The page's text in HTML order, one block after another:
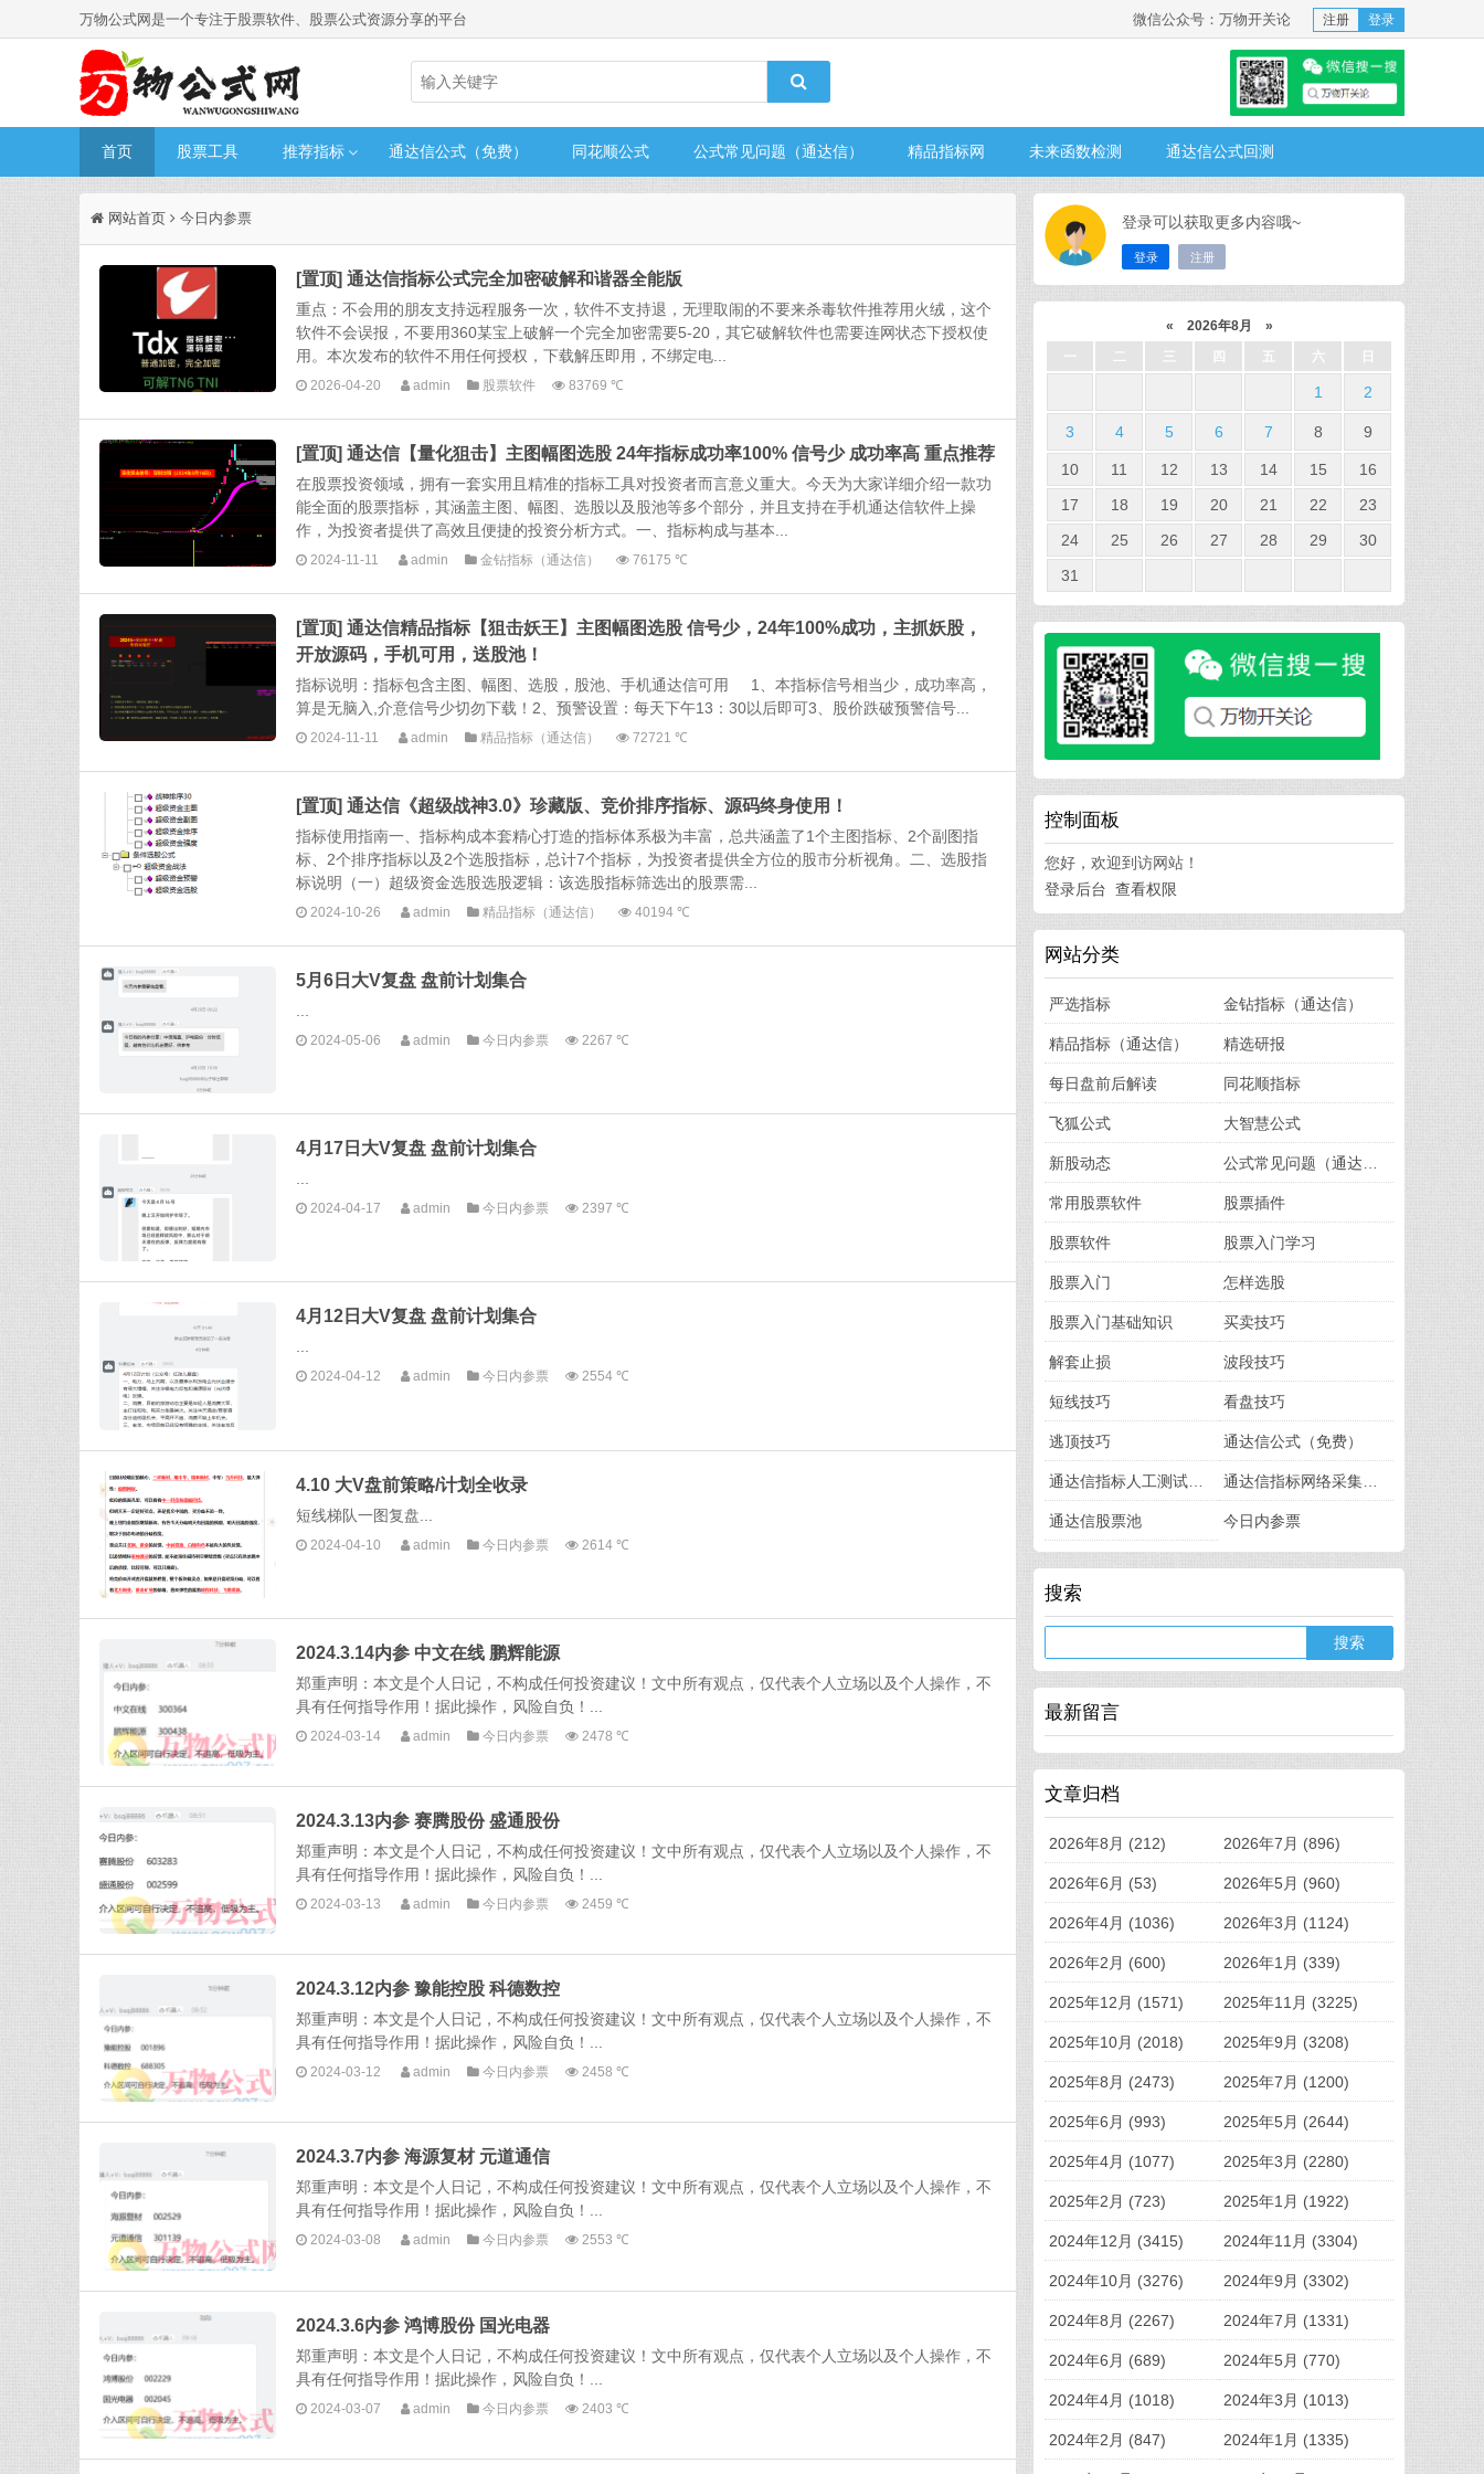
万物公式网是一个专注于股票软件、股票公式资源分享的平台 微信公众号：万物开关论 注册 登录
首页 股票工具 推荐指标 通达信公式（免费） 同花顺公式 公式常见问题（通达信） 精品指标网 未来函数检测 通达信公式回测
网站首页 今日内参票
[置顶] 通达信指标公式完全加密破解和谐器全能版
重点：不会用的朋友支持远程服务一次，软件不支持退，无理取闹的不要来杀毒软件推荐用火绒，这个
软件不会误报，不要用360某宝上破解一个完全加密需要5-20，其它破解软件也需要连网状态下授权使
用。本次发布的软件不用任何授权，下载解压即用，不绑定电...
2026-04-20 admin 股票软件 83769 ℃
[置顶] 通达信【量化狙击】主图幅图选股 24年指标成功率100% 信号少 成功率高 重点推荐
在股票投资领域，拥有一套实用且精准的指标工具对投资者而言意义重大。今天为大家详细介绍一款功
能全面的股票指标，其涵盖主图、幅图、选股以及股池等多个部分，并且支持在手机通达信软件上操
作，为投资者提供了高效且便捷的投资分析方式。一、指标构成与基本...
2024-11-11 admin 金钻指标（通达信） 76175 ℃
[置顶] 通达信精品指标【狙击妖王】主图幅图选股 信号少，24年100%成功，主抓妖股，
开放源码，手机可用，送股池！
指标说明：指标包含主图、幅图、选股，股池、手机通达信可用 1、本指标信号相当少，成功率高，
算是无脑入,介意信号少切勿下载！2、预警设置：每天下午13：30以后即可3、股价跌破预警信号...
2024-11-11 admin 精品指标（通达信） 72721 ℃
[置顶] 通达信《超级战神3.0》珍藏版、竞价排序指标、源码终身使用！
指标使用指南一、指标构成本套精心打造的指标体系极为丰富，总共涵盖了1个主图指标、2个副图指
标、2个排序指标以及2个选股指标，总计7个指标，为投资者提供全方位的股市分析视角。二、选股指
标说明（一）超级资金选股选股逻辑：该选股指标筛选出的股票需...
2024-10-26 admin 精品指标（通达信） 40194 ℃
5月6日大V复盘 盘前计划集合
2024-05-06 admin 今日内参票 2267 ℃
4月17日大V复盘 盘前计划集合
2024-04-17 admin 今日内参票 2397 ℃
4月12日大V复盘 盘前计划集合
...
2024-04-12 admin 今日内参票 2554 ℃
4.10 大V盘前策略/计划全收录
短线梯队一图复盘...
2024-04-10 admin 今日内参票 2614 ℃
2024.3.14内参 中文在线 鹏辉能源
郑重声明：本文是个人日记，不构成任何投资建议！文中所有观点，仅代表个人立场以及个人操作，不
具有任何指导作用！据此操作，风险自负！...
2024-03-14 admin 今日内参票 2478 ℃
2024.3.13内参 赛腾股份 盛通股份
郑重声明：本文是个人日记，不构成任何投资建议！文中所有观点，仅代表个人立场以及个人操作，不
具有任何指导作用！据此操作，风险自负！...
2024-03-13 admin 今日内参票 2459 ℃
2024.3.12内参 豫能控股 科德数控
郑重声明：本文是个人日记，不构成任何投资建议！文中所有观点，仅代表个人立场以及个人操作，不
具有任何指导作用！据此操作，风险自负！...
2024-03-12 admin 今日内参票 2458 ℃
2024.3.7内参 海源复材 元道通信
郑重声明：本文是个人日记，不构成任何投资建议！文中所有观点，仅代表个人立场以及个人操作，不
具有任何指导作用！据此操作，风险自负！...
2024-03-08 admin 今日内参票 2553 ℃
2024.3.6内参 鸿博股份 国光电器
郑重声明：本文是个人日记，不构成任何投资建议！文中所有观点，仅代表个人立场以及个人操作，不
具有任何指导作用！据此操作，风险自负！...
2024-03-07 admin 今日内参票 2403 ℃
登录可以获取更多内容哦~
登录 注册
« 2026年8月 »
三 四 五 六
1 2
3 4 5 6 7 8 9
10 11 12 13 14 15
16
17
18 19 20 21 22
23
24
25 26 27 28 29
30
31
控制面板
您好，欢迎到访网站！
登录后台 查看权限
网站分类
严选指标 金钻指标（通达信）
精品指标（通达信） 精选研报
每日盘前后解读 同花顺指标
飞狐公式 大智慧公式
新股动态
常用股票软件 股票插件
股票软件 股票入门学习
股票入门 怎样选股
股票入门基础知识 买卖技巧
解套止损 波段技巧
短线技巧 看盘技巧
逃顶技巧 通达信公式（免费）
通达信股票池 今日内参票
搜索
最新留言
文章归档
2026年8月 (212) 2026年7月 (896)
2026年6月 (53) 2026年5月 (960)
2026年4月 (1036) 2026年3月 (1124)
2026年2月 (600) 2026年1月 (339)
2025年12月 (1571) 2025年11月 (3225)
2025年10月 (2018) 2025年9月 (3208)
2025年8月 (2473) 2025年7月 (1200)
2025年6月 (993) 2025年5月 (2644)
2025年4月 (1077) 2025年3月 (2280)
2025年2月 (723) 2025年1月 (1922)
2024年12月 (3415) 2024年11月 (3304)
2024年10月 (3276) 2024年9月 (3302)
2024年8月 (2267) 2024年7月 (1331)
2024年6月 (689) 2024年5月 (770)
2024年4月 (1018) 2024年3月 (1013)
2024年2月 (847) 2024年1月 (1335)